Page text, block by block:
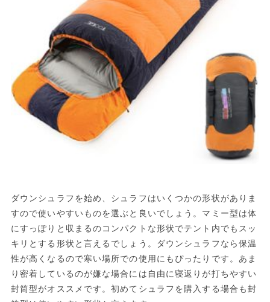
ダウンシュラフを始め、シュラフはいくつかの形状がありま
すので使いやすいものを選ぶと良いでしょう。マミー型は体
にすっぽりと収まるのコンパクトな形状でテント内でもスッ
キリとする形状と言えるでしょう。ダウンシュラフなら保温
性が高くなるので寒い場所での使用にもぴったりです。あま
り密着しているのが嫌な場合には自由に寝返りが打ちやすい
封筒型がオススメです。初めてシュラフを購入する場合も封